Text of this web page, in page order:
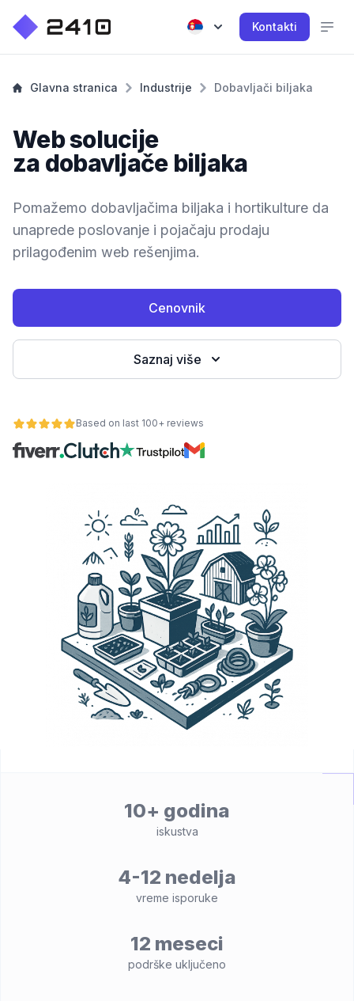
Kontakti
Glavna stranica Industrije Dobavljači biljaka
Web solucije
za dobavljače biljaka
Pomažemo dobavljačima biljaka i hortikulture da
unaprede poslovanje i pojačaju prodaju
prilagođenim web rešenjima.
Cenovnik
Saznaj više
Based on last 100+ reviews
10+ godina
iskustva
4-12 nedelja
vreme isporuke
12 meseci
podrške uključeno